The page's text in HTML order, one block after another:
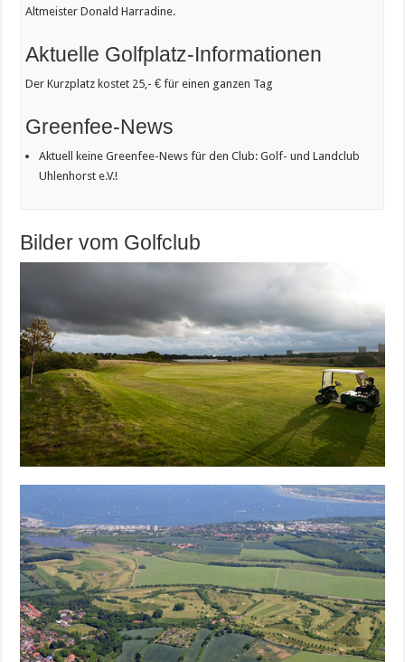
Altmeister Donald Harradine.
Aktuelle Golfplatz-Informationen
Der Kurzplatz kostet 25,- € für einen ganzen Tag
Greenfee-News
Aktuell keine Greenfee-News für den Club: Golf- und Landclub
Uhlenhorst e.V.!
Bilder vom Golfclub